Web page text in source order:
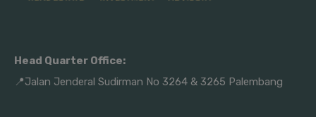
Head Quarter Office:
📍Jalan Jenderal Sudirman No 3264 & 3265 Palembang